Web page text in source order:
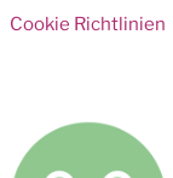
Cookie Richtlinien